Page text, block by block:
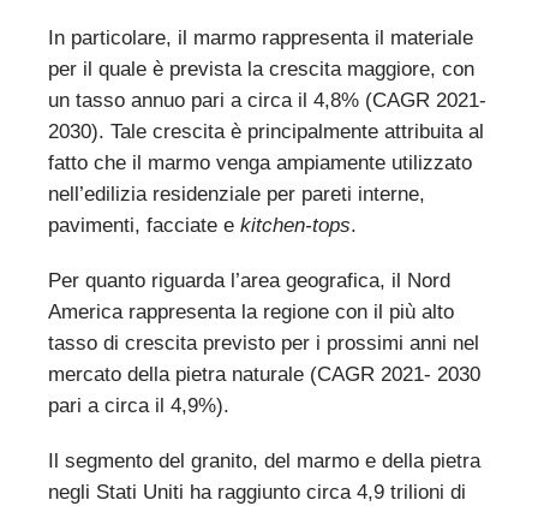
In particolare, il marmo rappresenta il materiale
per il quale è prevista la crescita maggiore, con
un tasso annuo pari a circa il 4,8% (CAGR 2021-
2030). Tale crescita è principalmente attribuita al
fatto che il marmo venga ampiamente utilizzato
nell’edilizia residenziale per pareti interne,
pavimenti, facciate e kitchen-tops.
Per quanto riguarda l’area geografica, il Nord
America rappresenta la regione con il più alto
tasso di crescita previsto per i prossimi anni nel
mercato della pietra naturale (CAGR 2021- 2030
pari a circa il 4,9%).
Il segmento del granito, del marmo e della pietra
negli Stati Uniti ha raggiunto circa 4,9 trilioni di